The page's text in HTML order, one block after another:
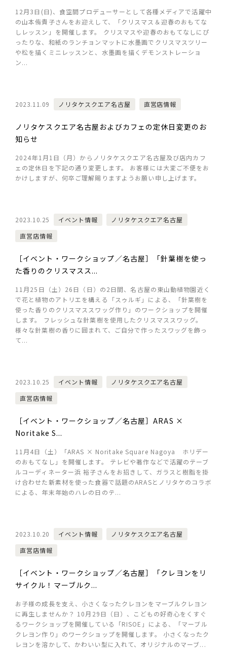
12月3日(日)、食空間プロデューサーとして各種メディアで活躍中
の山本侑貴子さんをお迎えして、「クリスマス＆迎春のおもてな
しレッスン」を開催します。 クリスマスや迎春のおもてなしにぴ
ったりな、和紙のランチョンマットに水墨画でクリスマスツリー
や松を描くミニレッスンと、水墨画を描くデモンストレーショ
ン...
2023.11.09 ノリタケスクエア名古屋 直営店情報
ノリタケスクエア名古屋およびカフェの定休日変更のお
知らせ
2024年1月1日（月）からノリタケスクエア名古屋及び店内カフ
ェの定休日を下記の通り変更します。 お客様には大変ご不便をお
かけしますが、何卒ご理解賜りますようお願い申し上げます。
2023.10.25 イベント情報
ノリタケスクエア名古屋
直営店情報
［イベント・ワークショップ／名古屋］「針葉樹を使っ
た香りのクリスマスス...
11月25日（土）26日（日）の2日間、名古屋の東山動植物園近く
で花と植物のアトリエを構える「スゥルギ」による、「針葉樹を
使った香りのクリスマススワッグ作り」のワークショップを開催
します。 フレッシュな針葉樹を使用したクリスマススワッグ。
様々な針葉樹の香りに囲まれて、ご自分で作ったスワッグを飾っ
て...
2023.10.25 イベント情報
ノリタケスクエア名古屋
直営店情報
［イベント・ワークショップ／名古屋］ARAS ×
Noritake S...
11月4日（土）「ARAS × Noritake Square Nagoya ホリデー
のおもてなし」を開催します。 テレビや著作などで活躍のテーブ
ルコーディネーター浜 裕子さんをお招きして、ガラスと樹脂を掛
け合わせた新素材を使った食器で話題のARASとノリタケのコラボ
による、年末年始のハレの日のテ...
2023.10.20 イベント情報
ノリタケスクエア名古屋
直営店情報
［イベント・ワークショップ／名古屋］「クレヨンをリ
サイクル！マーブルク...
お子様の成長を支え、小さくなったクレヨンをマーブルクレヨン
に再生しませんか？ 10月29日（日）、こどもの好奇心をくすぐ
るワークショップを開催している「RISOE」による、「マーブル
クレヨン作り」のワークショップを開催します。 小さくなったク
レヨンを溶かして、かわいい型に入れて、オリジナルのマーブ...